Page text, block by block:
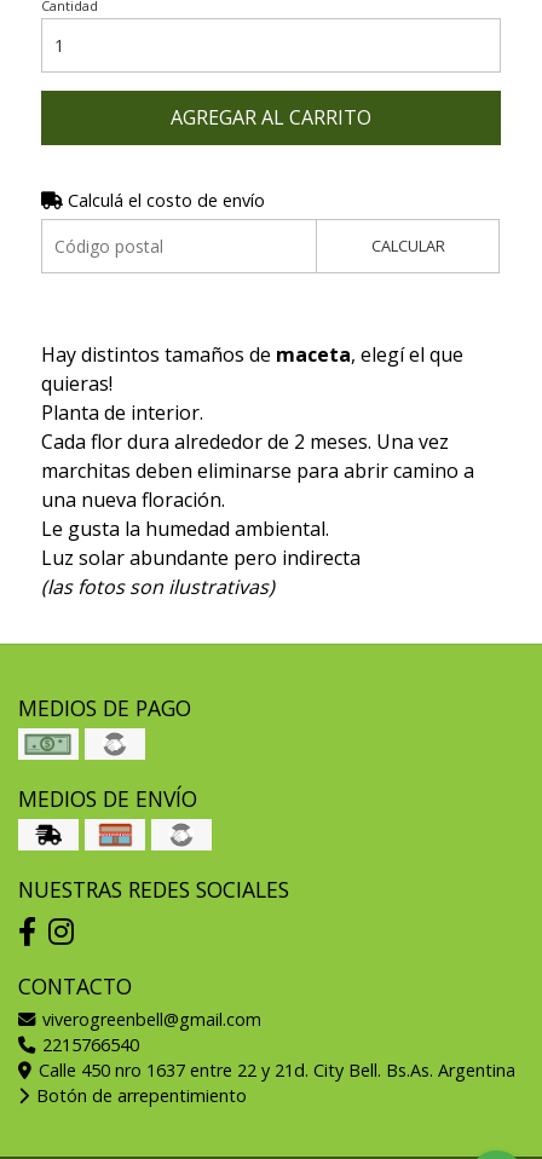
Cantidad
AGREGAR AL CARRITO
Calculá el costo de envío
CALCULAR
Hay distintos tamaños de maceta, elegí el que
quieras!
Planta de interior.
Cada flor dura alrededor de 2 meses. Una vez
marchitas deben eliminarse para abrir camino a
una nueva floración.
Le gusta la humedad ambiental.
Luz solar abundante pero indirecta
(las fotos son ilustrativas)
MEDIOS DE PAGO
MEDIOS DE ENVÍO
NUESTRAS REDES SOCIALES
CONTACTO
viverogreenbell@gmail.com
2215766540
Calle 450 nro 1637 entre 22 y 21d. City Bell. Bs.As. Argentina
Botón de arrepentimiento